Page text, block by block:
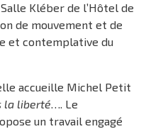
Kléber de l’Hôtel de
de mouvement et de
et contemplative du
accueille Michel Petit
la liberté…. Le
un travail engagé